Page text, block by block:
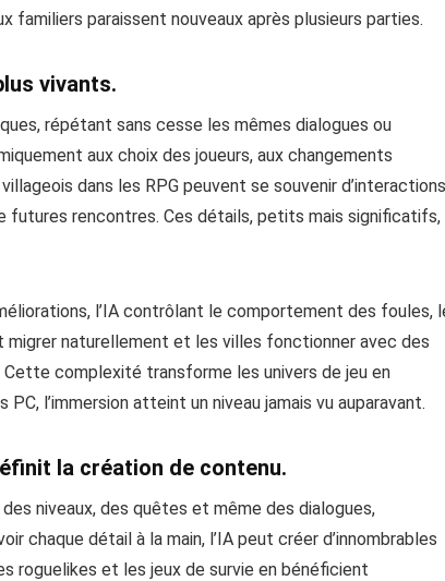
familiers paraissent nouveaux après plusieurs parties.
vivants.
répétant sans cesse les mêmes dialogues ou
aux choix des joueurs, aux changements
dans les RPG peuvent se souvenir d’interactions
rencontres. Ces détails, petits mais significatifs,
l’IA contrôlant le comportement des foules,
naturellement et les villes fonctionner avec des
Cette complexité transforme les univers de jeu en
l’immersion atteint un niveau jamais vu auparavant.
la création de contenu.
niveaux, des quêtes et même des dialogues,
chaque détail à la main, l’IA peut créer d’innombrables
roguelikes et les jeux de survie en bénéficient